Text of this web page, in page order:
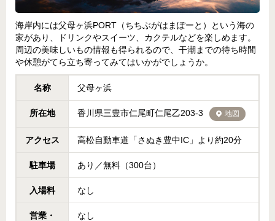
海岸内には父母ヶ浜PORT（ちちぶがはまぽーと）という海の
家があり、ドリンクやスイーツ、カクテルなどを楽しめます。
周辺の美味しいもの情報も得られるので、干潮までの待ち時間
や休憩がてら立ち寄ってみてはいかがでしょうか。
名称 父母ヶ浜
所在地 香川県三豊市仁尾町仁尾乙203-3 地図
アクセス 高松自動車道「さぬき豊中IC」より約20分
駐車場 あり／無料（300台）
入場料 なし
営業・
なし